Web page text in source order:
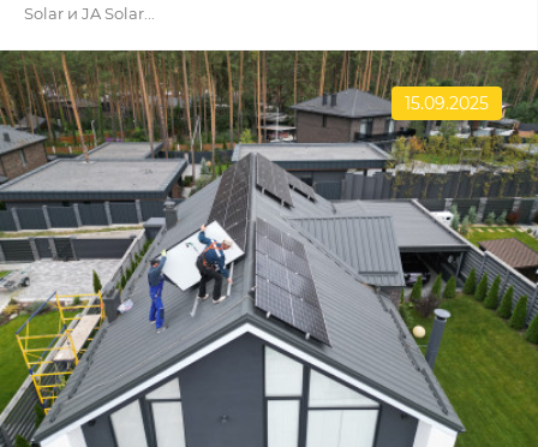
Solar и JA Solar...
15.09.2025